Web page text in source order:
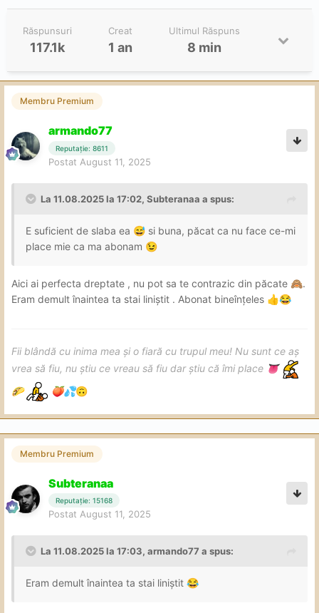
Răspunsuri
117.1k
Creat
1 an
Ultimul Răspuns
8 min
Membru Premium
armando77
Reputație: 8611
Postat August 11, 2025
La 11.08.2025 la 17:02, Subteranaa a spus:
E suficient de slaba ea 😅 si buna, păcat ca nu face ce-mi
place mie ca ma abonam 😉
Aici ai perfecta dreptate , nu pot sa te contrazic din păcate 🙈.
Eram demult înaintea ta stai liniștit . Abonat bineînțeles 👍😂
Fii blândă cu inima mea și o fiară cu trupul meu! Nu sunt ce aș
vrea să fiu, nu știu ce vreau să fiu dar știu că îmi place 👅
🌮
🍑💦🙃
Membru Premium
Subteranaa
Reputație: 15168
Postat August 11, 2025
La 11.08.2025 la 17:03, armando77 a spus:
Eram demult înaintea ta stai liniștit 😂